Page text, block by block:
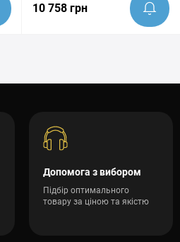
10 758 грн
Допомога з вибором
Підбір оптимального
товару за ціною та якістю